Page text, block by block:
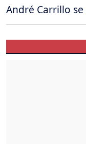
André Carrillo